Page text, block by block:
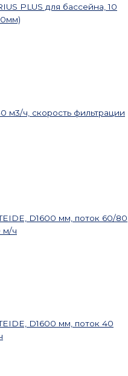
PLUS для бассейна, 10
м3/ч, скорость фильтрации
D1600 мм, поток 60/80
м/ч
D1600 мм, поток 40